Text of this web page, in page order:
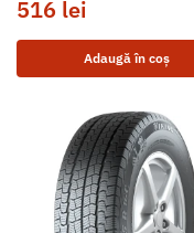
516 lei
Adaugă în coș